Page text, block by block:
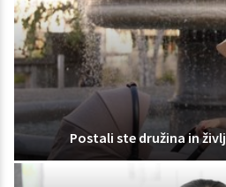
Postali ste družina in